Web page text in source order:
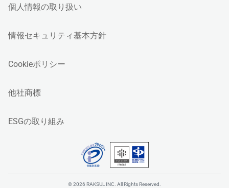
個人情報の取り扱い
情報セキュリティ基本方針
Cookieポリシー
他社商標
ESGの取り組み
© 2026 RAKSUL INC. All Rights Reserved.